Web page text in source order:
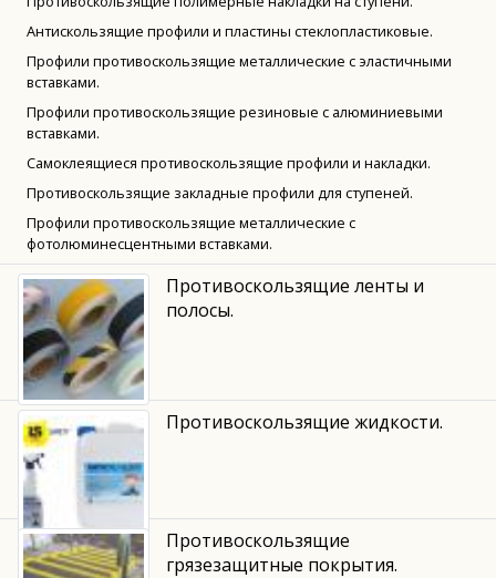
Антискользящие профили и пластины стеклопластиковые.
Профили противоскользящие металлические с эластичными
вставками.
Профили противоскользящие резиновые с алюминиевыми
вставками.
Самоклеящиеся противоскользящие профили и накладки.
Противоскользящие закладные профили для ступеней.
Профили противоскользящие металлические с
фотолюминесцентными вставками.
Противоскользящие ленты и
полосы.
Противоскользящие жидкости.
Противоскользящие
грязезащитные покрытия.